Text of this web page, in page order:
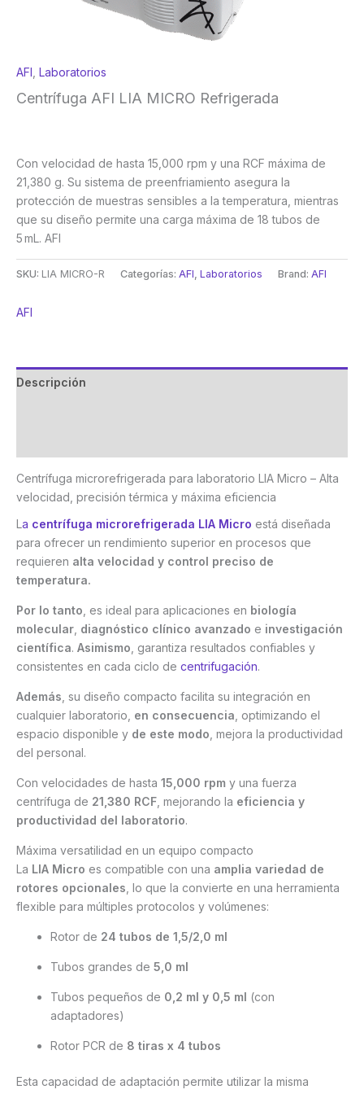
AFI Laboratorios
Centrífuga AFI LIA MICRO Refrigerada
Con velocidad de hasta 15,000 rpm y una RCF máxima de
21,380 g. Su sistema de preenfriamiento asegura la
protección de muestras sensibles a la temperatura, mientras
que su diseño permite una carga máxima de 18 tubos de
5 mL. AFI
SKU: LIA MICRO-R Categorías: AFI, Laboratorios Brand: AFI
AFI
Descripción
Centrífuga microrefrigerada para laboratorio LIA Micro – Alta
velocidad, precisión térmica y máxima eficiencia
La centrífuga microrefrigerada LIA Micro está diseñada
para ofrecer un rendimiento superior en procesos que
requieren alta velocidad y control preciso de
temperatura.
Por lo tanto , es ideal para aplicaciones en biología
molecular diagnóstico clínico avanzado e investigación
científica. Asimismo , garantiza resultados confiables y
consistentes en cada ciclo de centrifugación.
Además , su diseño compacto facilita su integración en
cualquier laboratorio, en consecuencia , optimizando el
espacio disponible y de este modo , mejora la productividad
del personal.
Con velocidades de hasta 15,000 rpm y una fuerza
centrífuga de 21,380 RCF , mejorando la eficiencia y
productividad del laboratorio.
Máxima versatilidad en un equipo compacto
La LIA Micro es compatible con una amplia variedad de
rotores opcionales , lo que la convierte en una herramienta
flexible para múltiples protocolos y volúmenes:
Rotor de 24 tubos de 1,5/2,0 ml
Tubos grandes de 5,0 ml
Tubos pequeños de 0,2 ml y 0,5 ml (con
adaptadores)
Rotor PCR de 8 tiras x 4 tubos
Esta capacidad de adaptación permite utilizar la misma